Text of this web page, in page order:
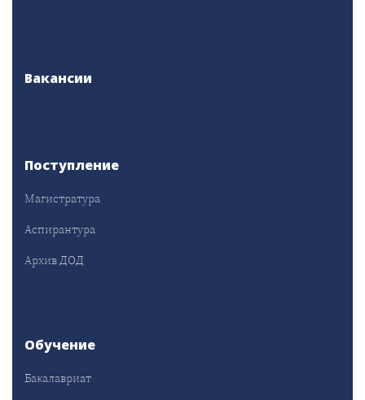
Вакансии
Поступление
Магистратура
Аспирантура
Архив ДОД
Обучение
Бакалавриат